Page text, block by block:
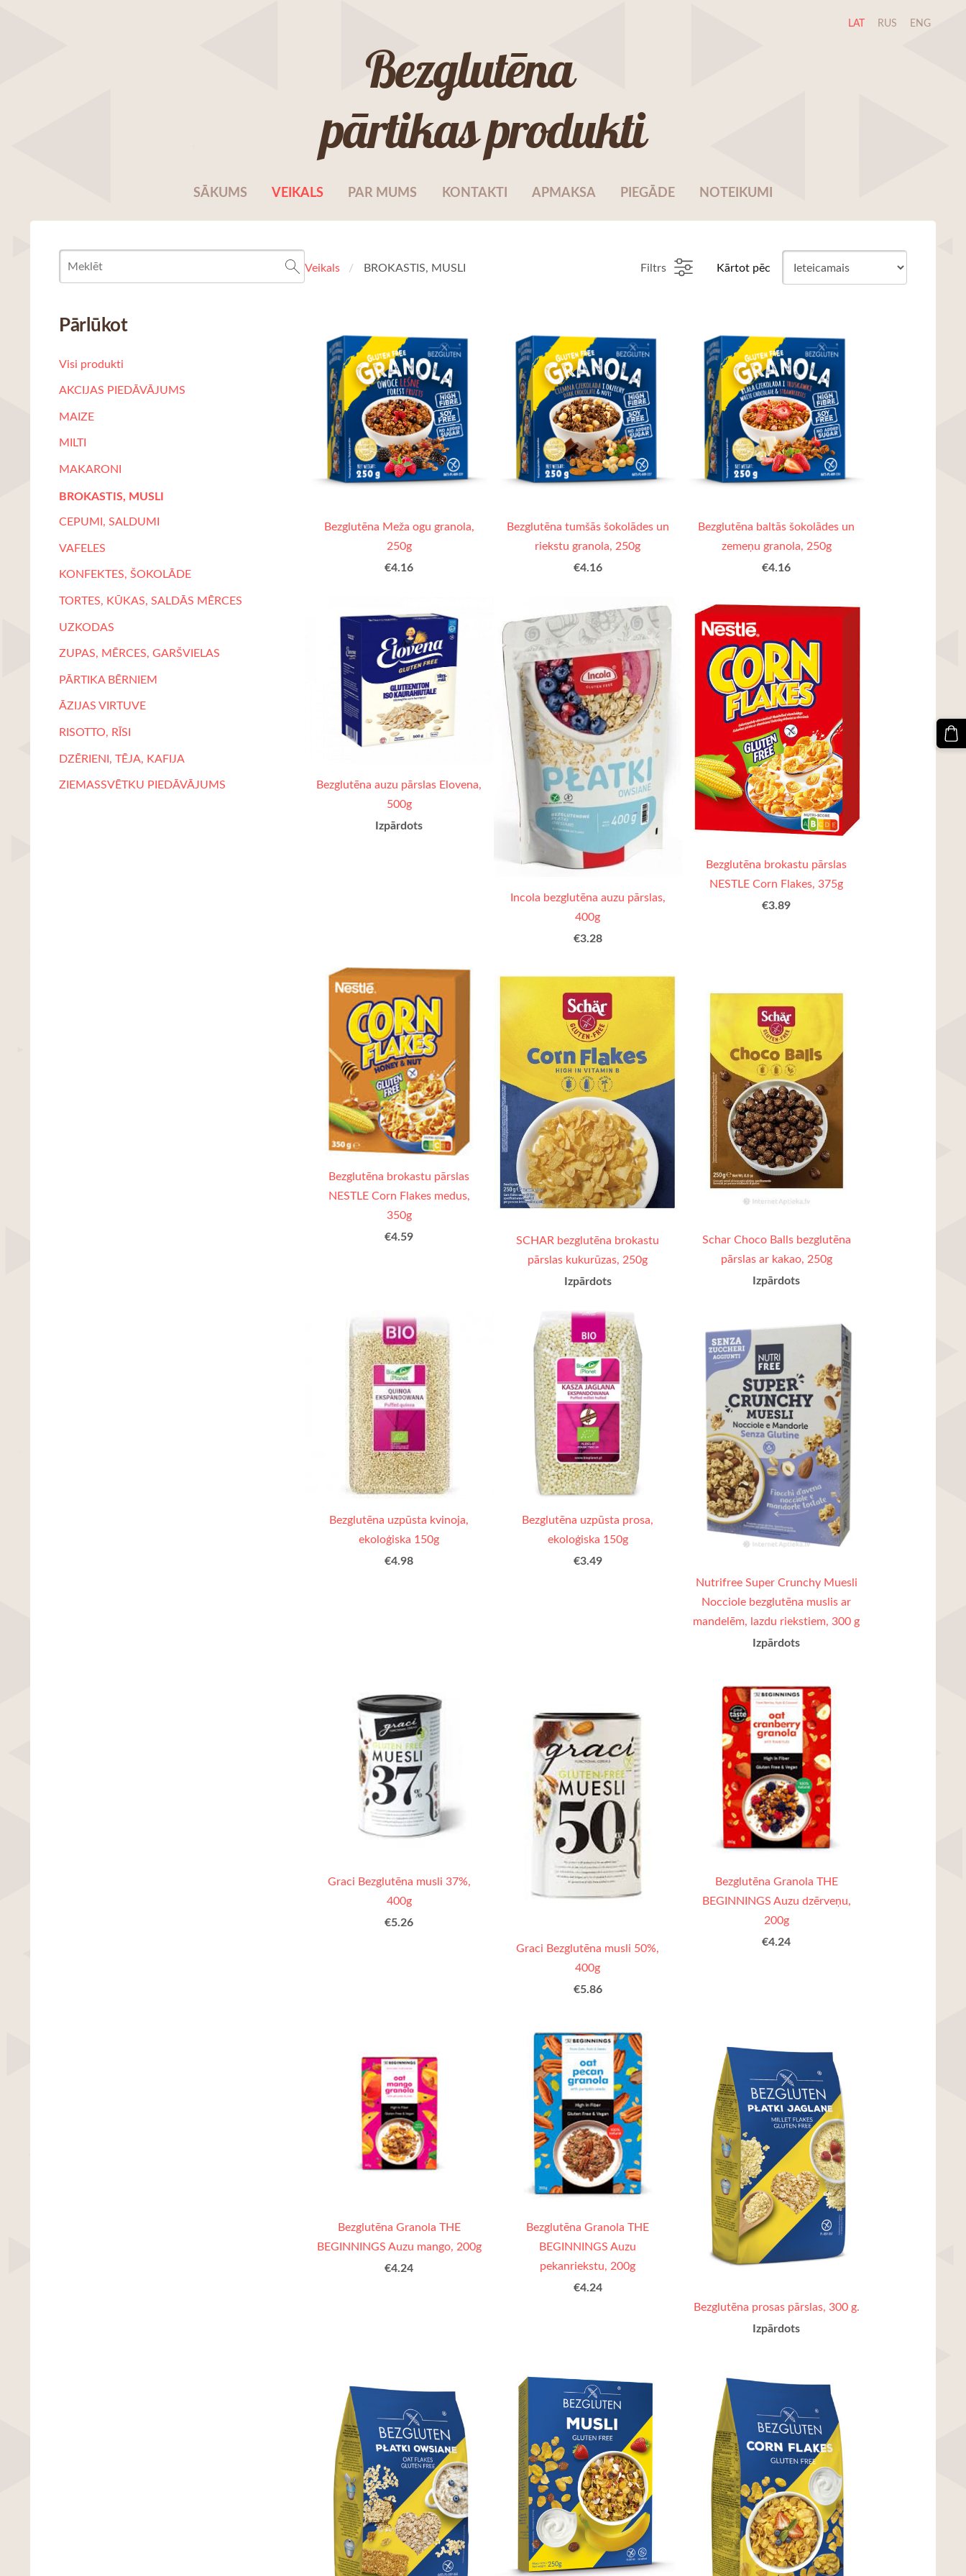
Bezglutēna
pārtikas produkti
SĀKUMS VEIKALS PAR MUMS KONTAKTI APMAKSA PIEGĀDE NOTEIKUMI
LAT RUS ENG
Pārlūkot
Visi produkti
AKCIJAS PIEDĀVĀJUMS
MAIZE
MILTI
MAKARONI
BROKASTIS, MUSLI
CEPUMI, SALDUMI
VAFELES
KONFEKTES, ŠOKOLĀDE
TORTES, KŪKAS, SALDĀS MĒRCES
UZKODAS
ZUPAS, MĒRCES, GARŠVIELAS
PĀRTIKA BĒRNIEM
ĀZIJAS VIRTUVE
RISOTTO, RĪSI
DZĒRIENI, TĒJA, KAFIJA
ZIEMASSVĒTKU PIEDĀVĀJUMS
Veikals BROKASTIS, MUSLI Filtrs Kārtot pēc
Bezglutēna Meža ogu granola,
250g
€4.16
Bezglutēna tumšās šokolādes un
riekstu granola, 250g
€4.16
Bezglutēna baltās šokolādes un
zemeņu granola, 250g
€4.16
Bezglutēna auzu pārslas Elovena,
500g
Izpārdots
Incola bezglutēna auzu pārslas,
400g
€3.28
Bezglutēna brokastu pārslas
NESTLE Corn Flakes, 375g
€3.89
Bezglutēna brokastu pārslas
NESTLE Corn Flakes medus,
350g
€4.59
SCHAR bezglutēna brokastu
pārslas kukurūzas, 250g
Izpārdots
Schar Choco Balls bezglutēna
pārslas ar kakao, 250g
Izpārdots
Bezglutēna uzpūsta kvinoja,
ekoloģiska 150g
€4.98
Bezglutēna uzpūsta prosa,
ekoloģiska 150g
€3.49
Nutrifree Super Crunchy Muesli
Nocciole bezglutēna muslis ar
mandelēm, lazdu riekstiem, 300 g
Izpārdots
Graci Bezglutēna musli 37%,
400g
€5.26
Graci Bezglutēna musli 50%,
400g
€5.86
Bezglutēna Granola THE
BEGINNINGS Auzu dzērveņu,
200g
€4.24
Bezglutēna Granola THE
BEGINNINGS Auzu mango, 200g
€4.24
Bezglutēna Granola THE
BEGINNINGS Auzu
pekanriekstu, 200g
€4.24
Bezglutēna prosas pārslas, 300 g.
Izpārdots